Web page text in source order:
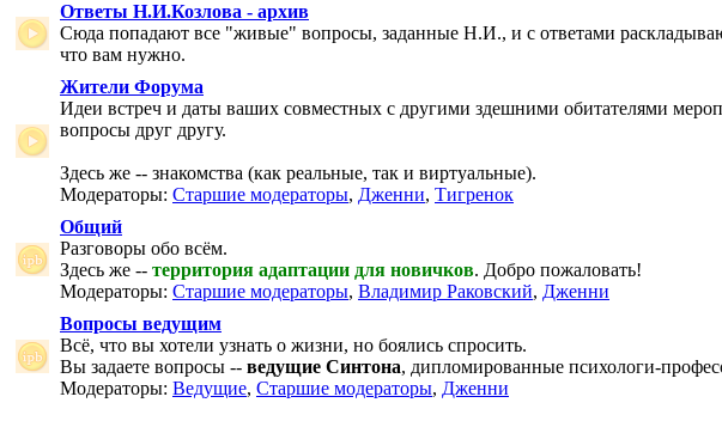
Ответы Н.И.Козлова - архив
Сюда попадают все "живые" вопросы, заданные Н.И., и с ответами
что вам нужно.
Жители Форума
Идеи встреч и даты ваших совместных с другими здешними обитателями
вопросы друг другу.
Здесь же -- знакомства (как реальные, так и виртуальные).
Модераторы: Старшие модераторы, Дженни, Тигренок
Общий
Разговоры обо всём.
Здесь же -- территория адаптации для новичков. Добро пожаловать!
Модераторы: Старшие модераторы, Владимир Раковский, Дженни
Вопросы ведущим
Всё, что вы хотели узнать о жизни, но боялись спросить.
Вы задаете вопросы -- ведущие Синтона, дипломированные психологи-
Модераторы: Ведущие, Старшие модераторы, Дженни